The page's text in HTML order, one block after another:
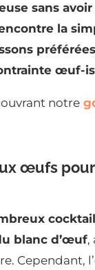
sans
la
œuf-
notre
œufs
blanc d’œuf,
Cependant,